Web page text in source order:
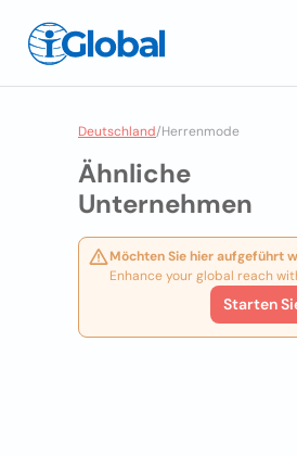
Deutschland/Herrenmode
Ähnliche
Unternehmen
Möchten Sie hier aufgeführt
Enhance your global reach
Starten